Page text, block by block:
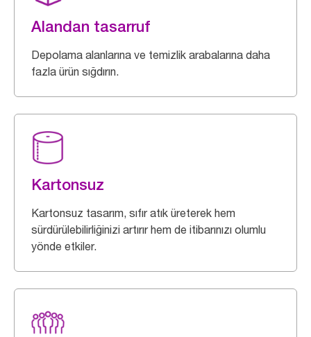
Alandan tasarruf
Depolama alanlarına ve temizlik arabalarına daha
fazla ürün sığdırın.
Kartonsuz
Kartonsuz tasarım, sıfır atık üreterek hem
sürdürülebilirliğinizi artırır hem de itibarınızı olumlu
yönde etkiler.